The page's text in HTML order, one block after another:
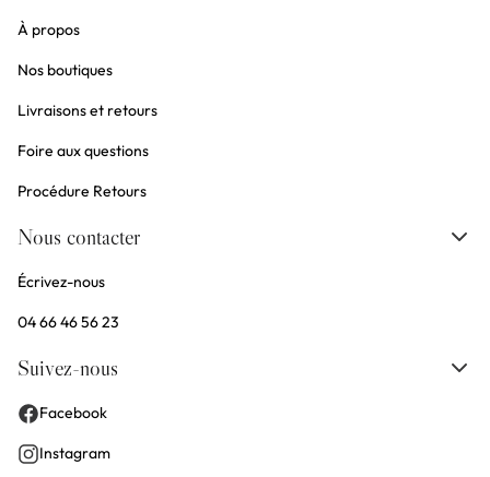
À propos
Nos boutiques
Livraisons et retours
Foire aux questions
Procédure Retours
Nous contacter
Écrivez-nous
04 66 46 56 23
Suivez-nous
Facebook
Instagram